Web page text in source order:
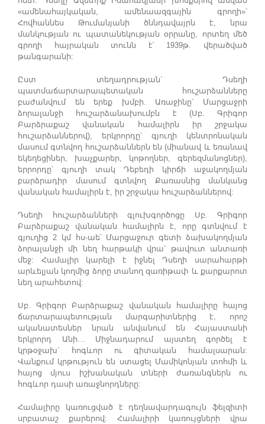
«ամենահայկական, ամենաազգային գրողի»՝
Հովհաննես Թումանյանի ծննդավայրն է, նրա
մանկության ու պատանեկության օրրանը, որտեղ մեծ
գրողի հայրական տունն է՝ 1939թ. վերածված
թանգարանի:
Ըստ տեղադրության` Դսեղի
պատմաճարտարապետական հուշարձանները
բաժանվում են երեք խմբի. Առաջինը՝ Մարցաջրի
ձորալանջի հուշարձանախումբն է (Սբ. Գրիգոր
Բարձրաքաշ վանական համալիրն իր շրջակա
հուշարձաններով), երկրորդը՝ գյուղի կենտրոնական
մասում գտնվող հուշարձաններն են (միանավ և եռանավ
եկեղեցիներ, խաչքարեր, կոթողներ, գերեզմանոցներ),
երրորդը՝ գյուղի տակ Դեբեդի կիրճի աջակողմյան
բարձրադիր մասում գտնվող Քառասնից մանկանց
վանական համալիրն է, իր շրջակա հուշարձաններով:
Դսեղի հուշարձանների գլուխգործոցը Սբ. Գրիգոր
Բարձրաքաշ վանական համալիրն է, որը գտնվում է
գյուղից 2 կմ հս-աե՝ Մարցաջուր գետի ձախակողմյան
ձորալանջի մի նեղ հարթակի վրա՝ թավուտ անտառի
մեջ: Համալիր կարելի է իջնել Դսեղի սարահարթի
արևելյան կողմից ձորը տանող զառիթափ և քարքարոտ
նեղ արահետով:
Սբ. Գրիգոր Բարձրաքաշ վանական համալիրը հայոց
ճարտարապետության մարգարիտներից է, որոշ
ականատեսներ նրան անվանում են Հայաստանի
երկրորդ Անի… Միջնադարում այստեղ գործել է
կրթօջախ` հոգևոր ու գիտական համալսարան:
Վանքում կրթություն են ստացել Մամիկոնյան տոհմի և
հայոց մյուս իշխանական տների ժառանգներն ու
հոգևոր դասի առաջնորդները:
Համալիրը կառուցված է դեղնավարդագույն ֆելզիտի
սրբատաշ քարերով: Համալիրի կառույցների վրա